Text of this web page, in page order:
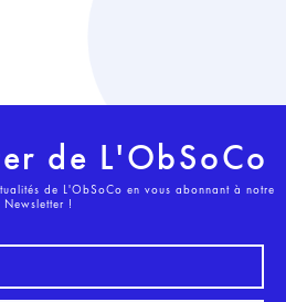
de L'ObSoCo
de L'ObSoCo en vous abonnant à notre
Newsletter !